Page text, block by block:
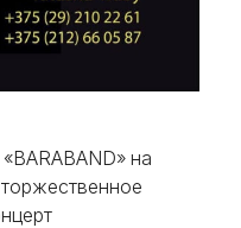
на